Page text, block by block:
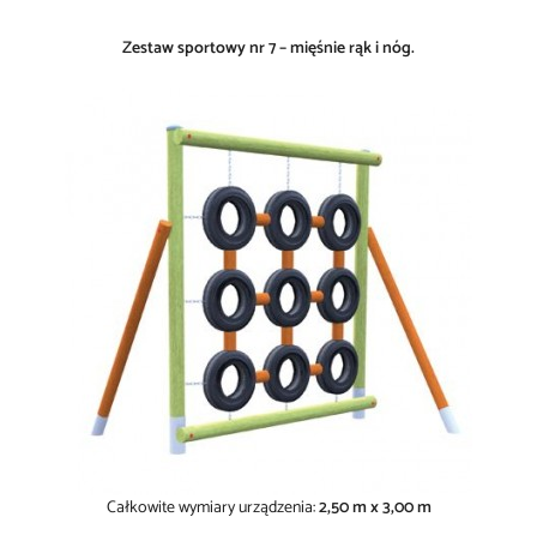
Zestaw sportowy nr 7 – mięśnie rąk i nóg.
Całkowite wymiary urządzenia:2,50 m x 3,00 m